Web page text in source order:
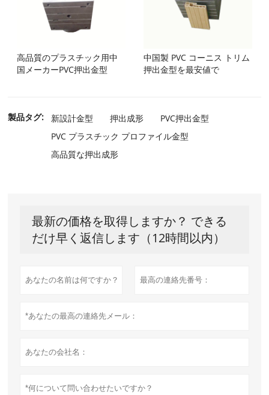
高品質のプラスチック用中
国メーカーPVC押出金型
中国製 PVC コーニス トリム
押出金型を最安値で
製品タグ: 新設計金型 押出成形
PVC押出金型
PVC プラスチック プロファイル金型
高品質な押出成形
最新の価格を取得しますか？ できる
だけ早く返信します（12時間以内）